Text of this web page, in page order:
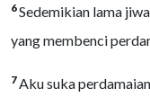
6Sedemikian lama
yang membenci
7Aku suka